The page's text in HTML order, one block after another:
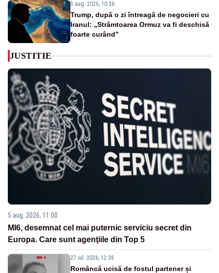
5 aug. 2026, 10:36
Trump, după o zi întreagă de negocieri cu
Iranul: „Strâmtoarea Ormuz va fi deschisă
foarte curând”
JUSTITIE
5 aug. 2026, 11:00
MI6, desemnat cel mai puternic serviciu secret din
Europa. Care sunt agenţiile din Top 5
27 iul. 2026, 12:38
Româncă ucisă de fostul partener și